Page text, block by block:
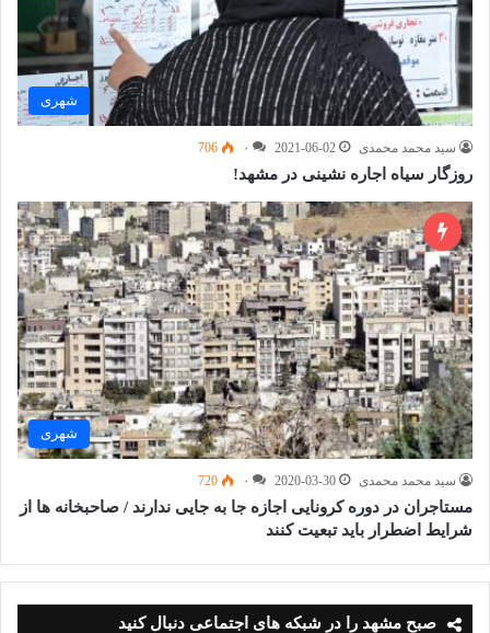
شهری
سید محمد محمدی 2021-06-02 ۰ 706
روزگار سیاه اجاره نشینی در مشهد!
شهری
سید محمد محمدی 2020-03-30 ۰ 720
مستاجران در دوره کرونایی اجازه جا به جایی ندارند / صاحبخانه ها از
شرایط اضطرار باید تبعیت کنند
صبح مشهد را در شبکه های اجتماعی دنبال کنید